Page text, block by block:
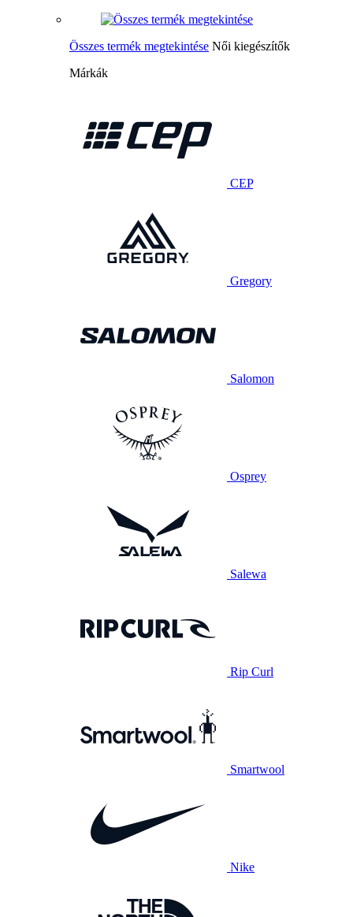
Összes termék megtekintése Női kiegészítők
Márkák
CEP
Gregory
Salomon
Osprey
Salewa
Rip Curl
Smartwool
Nike